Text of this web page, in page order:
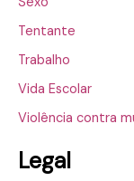
Tentante
Trabalho
Vida Escolar
Violência contra
Legal